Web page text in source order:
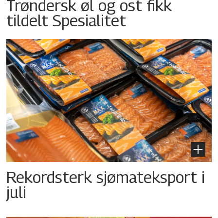
Trøndersk øl og ost fikk
tildelt Spesialitet
Rekordsterk sjømateksport i
juli